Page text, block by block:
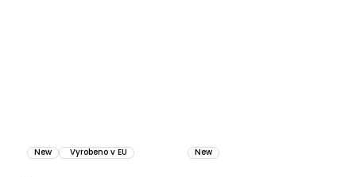
New Vyrobeno v EU New